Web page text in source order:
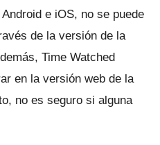
e iOS, no se puede
de la versión de la
Time Watched
en la versión web de la
no es seguro si alguna